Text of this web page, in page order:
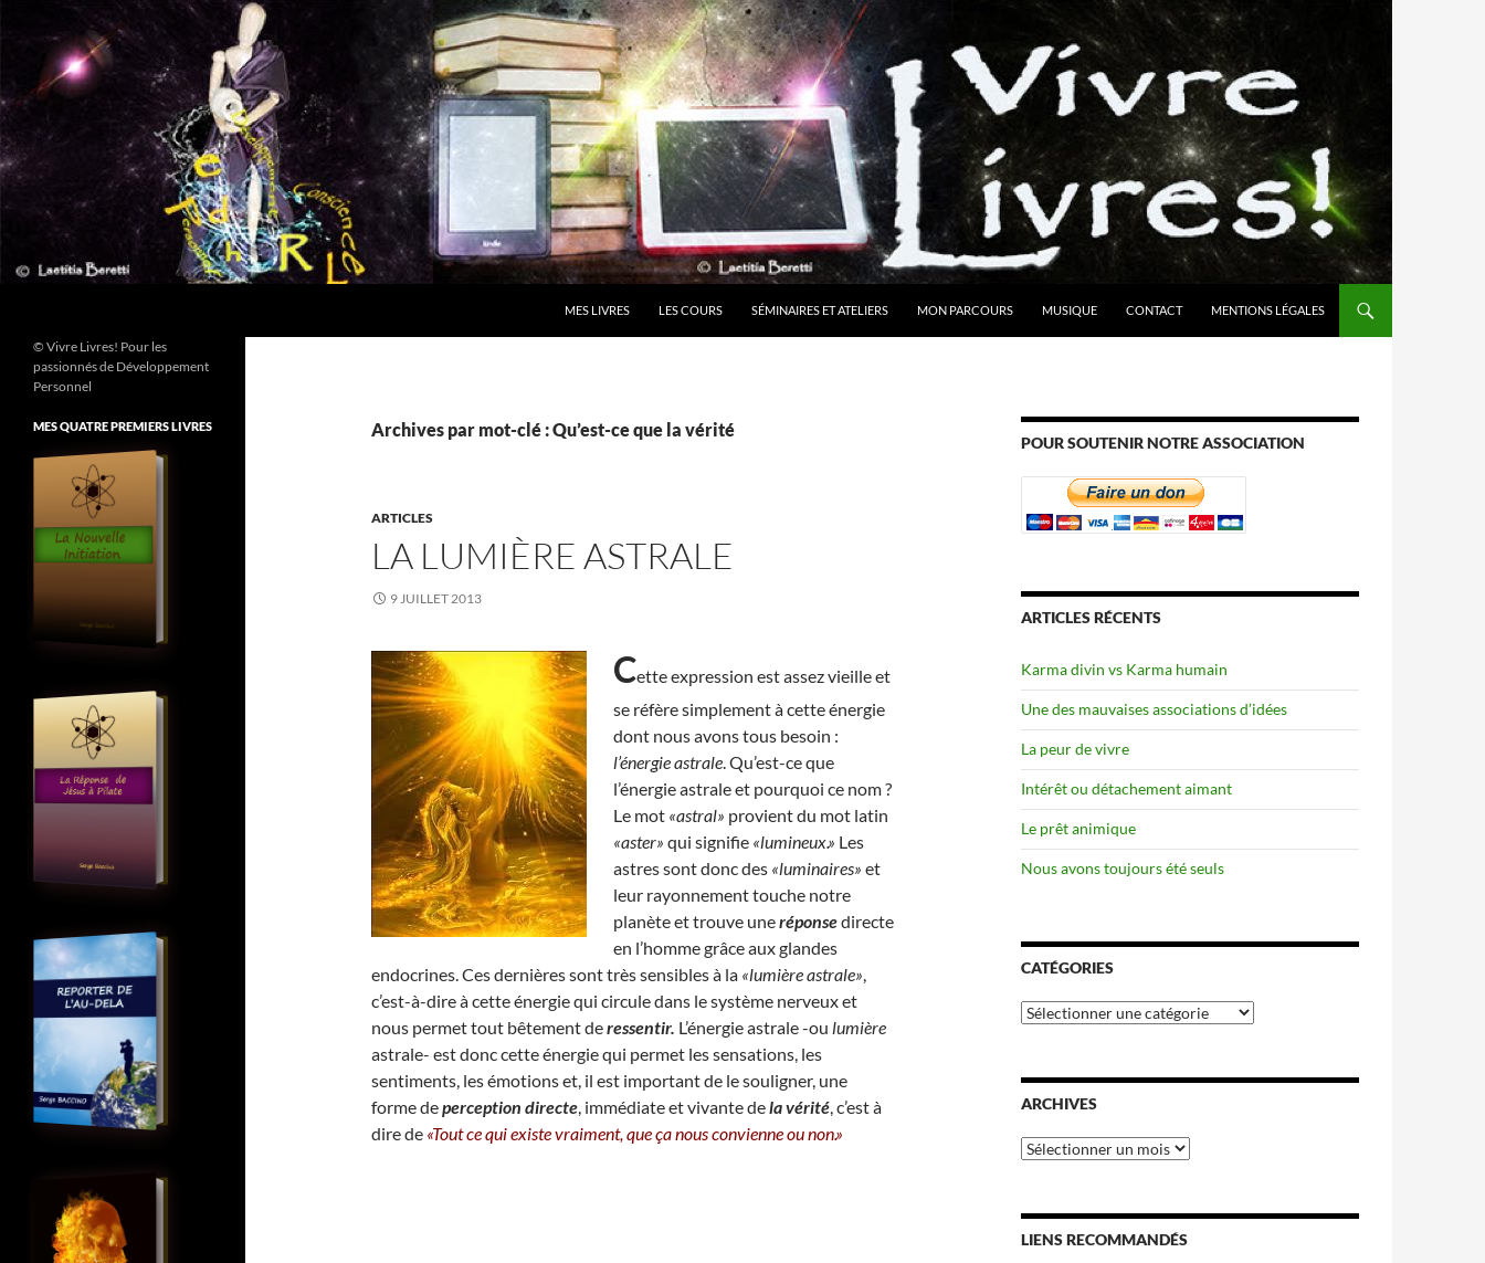
contenu
MES LIVRES LES COURS SÉMINAIRES ET ATELIERS MON PARCOURS MUSIQUE CONTACT MENTIONS LÉGALES
Archives par mot-clé : Qu’est-ce que la vérité
ARTICLES
LA LUMIÈRE ASTRALE
9 JUILLET 2013
Cette expression est assez vieille et
se réfère simplement à cette énergie
dont nous avons tous besoin :
l’énergie astrale. Qu’est-ce que
l’énergie astrale et pourquoi ce nom ?
Le mot «astral» provient du mot latin
«aster» qui signifie «lumineux.» Les
astres sont donc des «luminaires» et
leur rayonnement touche notre
planète et trouve uneréponsedirecte
en l’homme grâce aux glandes
endocrines. Ces dernières sont très sensibles à la «lumière astrale»,
c’est-à-dire à cette énergie qui circule dans le système nerveux et
nous permet tout bêtement deressentir. L’énergie astrale -ou lumière
astrale- est donc cette énergie qui permet les sensations, les
sentiments, les émotions et, il est important de le souligner, une
forme deperception directe, immédiate et vivante dela vérité, c’est à
dire de «Tout ce qui existe vraiment, que ça nous convienne ou non.»
POUR SOUTENIR NOTRE ASSOCIATION
ARTICLES RÉCENTS
Karma divin vs Karma humain
Une des mauvaises associations d’idées
La peur de vivre
Intérêt ou détachement aimant
Le prêt animique
Nous avons toujours été seuls
CATÉGORIES
Catégories
ARCHIVES
Archives
LIENS RECOMMANDÉS
© Vivre Livres! Pour les
passionnés de Développement
Personnel
MES QUATRE PREMIERS LIVRES